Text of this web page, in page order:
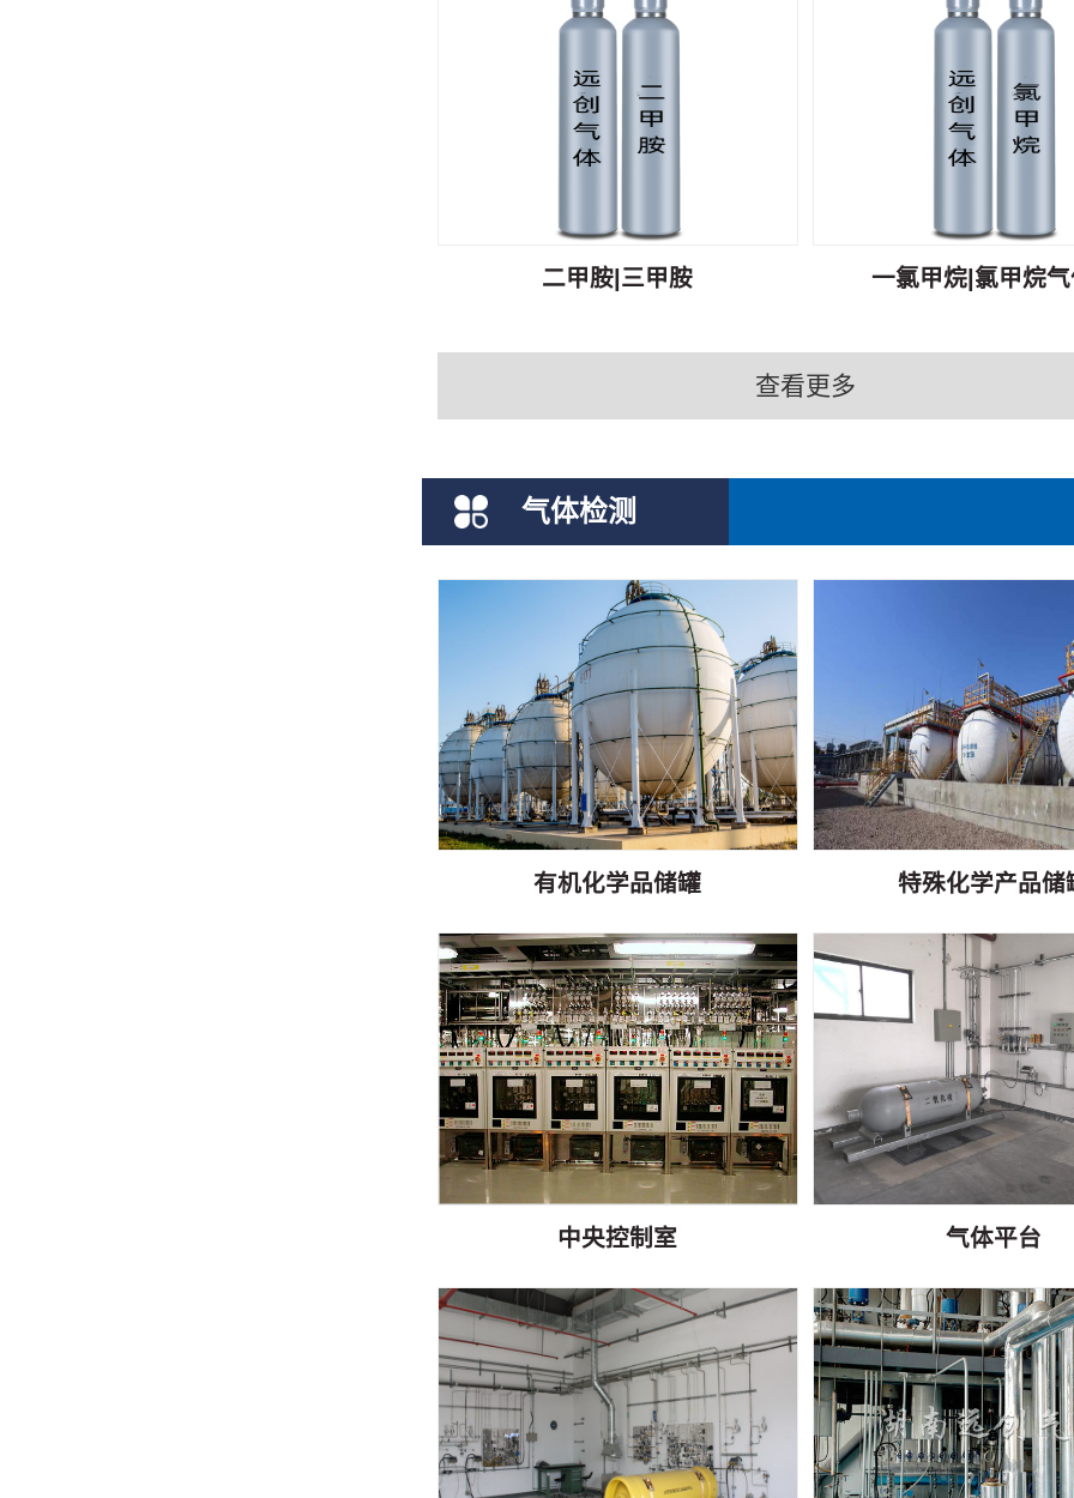
二甲胺|三甲胺 一氯甲烷|氯甲烷
查看更多
气体检测
有机化学品储罐 特殊化学产品储
中央控制室 气体平台